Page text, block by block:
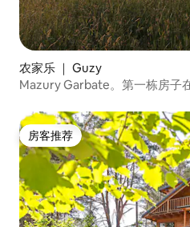
农家乐 ｜ Guzy
Mazury Garbate。第一栋房子
房客推荐
房客推荐